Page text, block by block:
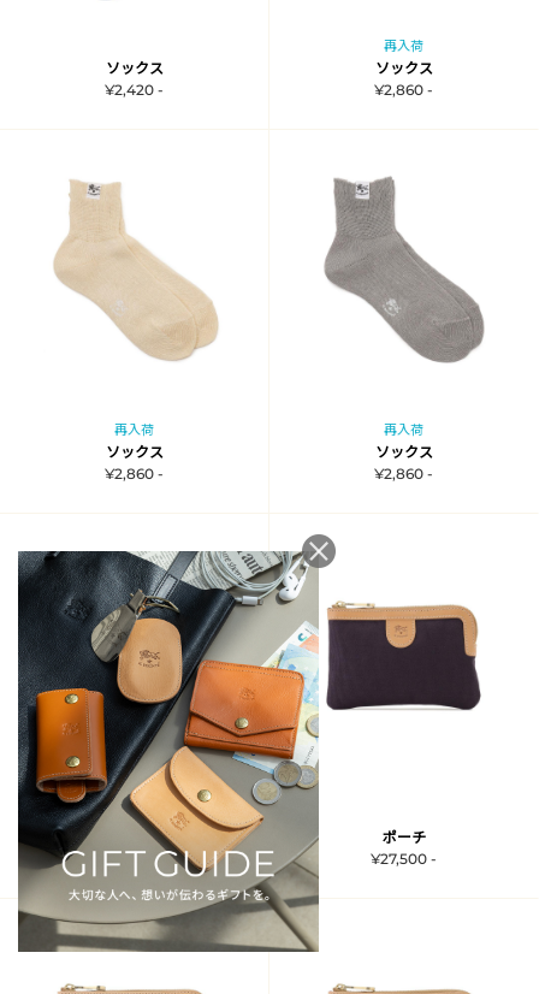
ソックス
¥2,420 -
再入荷
ソックス
¥2,860 -
再入荷
ソックス
¥2,860 -
再入荷
ソックス
¥2,860 -
ペンケース
¥19,250 -
ポーチ
¥27,500 -